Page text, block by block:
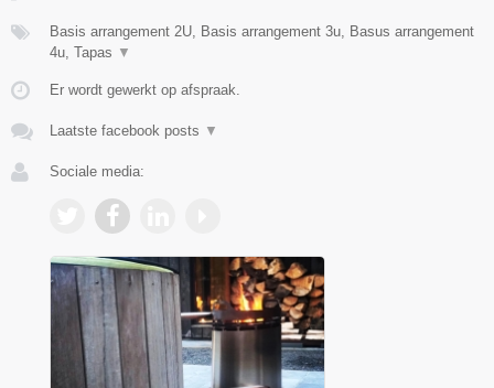
Basis arrangement 2U, Basis arrangement 3u, Basus arrangement
4u, Tapas ▼
Er wordt gewerkt op afspraak.
Laatste facebook posts ▼
Sociale media: